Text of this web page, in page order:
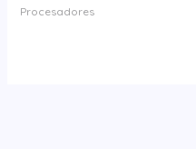
Procesadores